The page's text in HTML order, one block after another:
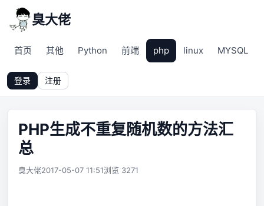
臭大佬
首页 其他 Python 前端 php linux MYSQL
登录 注册
PHP生成不重复随机数的方法汇
总
臭大佬2017-05-07 11:51浏览 3271